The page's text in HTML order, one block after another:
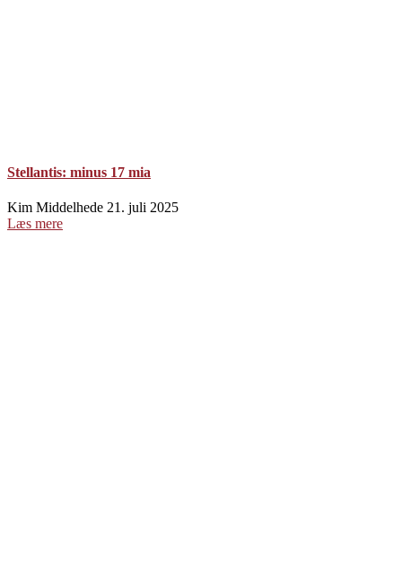
Stellantis: minus 17 mia
Kim Middelhede 21. juli 2025
Læs mere